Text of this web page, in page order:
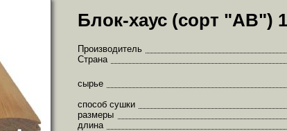
Блок-хаус (сорт "АB")
Производитель
Страна
сырье
способ сушки
размеры
длина